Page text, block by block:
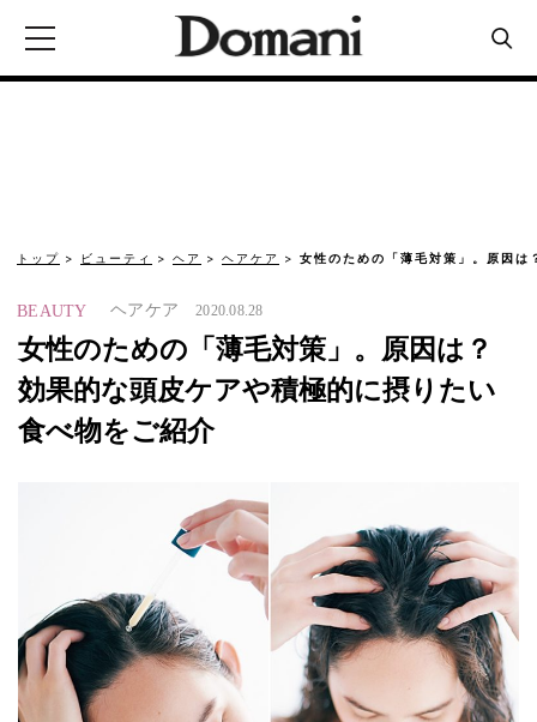
トップ ビューティ ヘア ヘアケア 女性のための「薄毛対策」。原因
BEAUTY ヘアケア 2020.08.28
女性のための「薄毛対策」。原因は？
効果的な頭皮ケアや積極的に摂りたい
食べ物をご紹介